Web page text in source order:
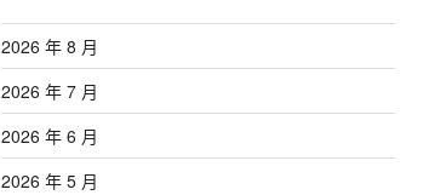
2026 年 8 月
2026 年 7 月
2026 年 6 月
2026 年 5 月